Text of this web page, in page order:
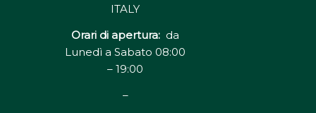
ITALY
Orari di apertura: da
Lunedì a Sabato 08:00
– 19:00
–